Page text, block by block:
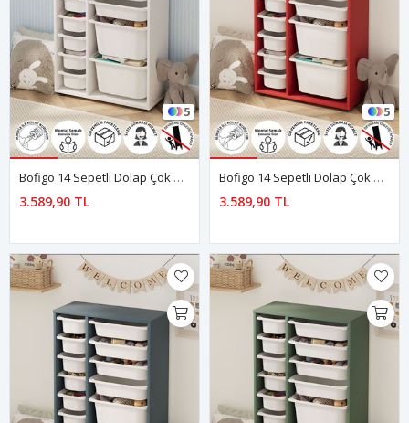
5
Bofigo 14 Sepetli Dolap Çok Amaçlı Dolap Oyuncak Dolabı Rüya Beyaz
3.589,90 TL
5
Bofigo 14 Sepetli Dolap Çok Amaçlı Dolap Oyuncak Dolabı Rüya Kırmızı
3.589,90 TL